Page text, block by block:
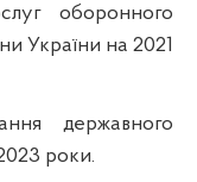
оборонного
України на 2021
державного
роки.